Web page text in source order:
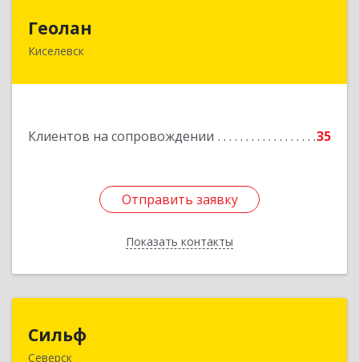
Геолан
Киселевск
Клиентов на сопровождении 35
Отправить заявку
Показать контакты
Отправить заявку
Назад
Сильф
Северск